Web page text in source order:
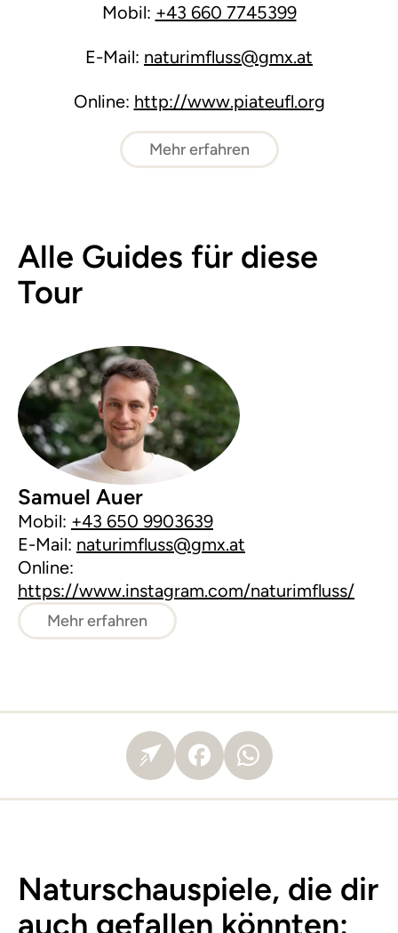
Mobil: +43 660 7745399
E-Mail: naturimfluss@gmx.at
Online: http://www.piateufl.org
Mehr erfahren
Alle Guides für diese
Tour
Samuel Auer
Mobil: +43 650 9903639
E-Mail: naturimfluss@gmx.at
Online:
https://www.instagram.com/naturimfluss/
Mehr erfahren
Naturschauspiele, die dir
auch gefallen könnten: